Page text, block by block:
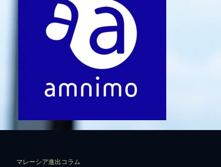
マレーシア進出コラム